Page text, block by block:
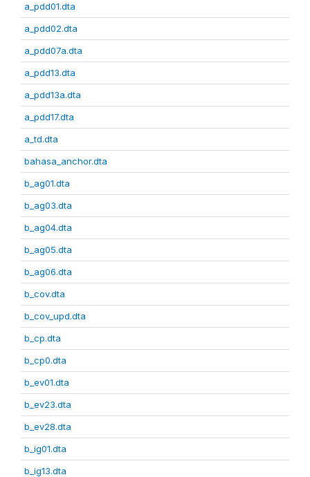
a_pdd01.dta
a_pdd02.dta
a_pdd07a.dta
a_pdd13.dta
a_pdd13a.dta
a_pdd17.dta
a_td.dta
bahasa_anchor.dta
b_ag01.dta
b_ag03.dta
b_ag04.dta
b_ag05.dta
b_ag06.dta
b_cov.dta
b_cov_upd.dta
b_cp.dta
b_cp0.dta
b_ev01.dta
b_ev23.dta
b_ev28.dta
b_ig01.dta
b_ig13.dta